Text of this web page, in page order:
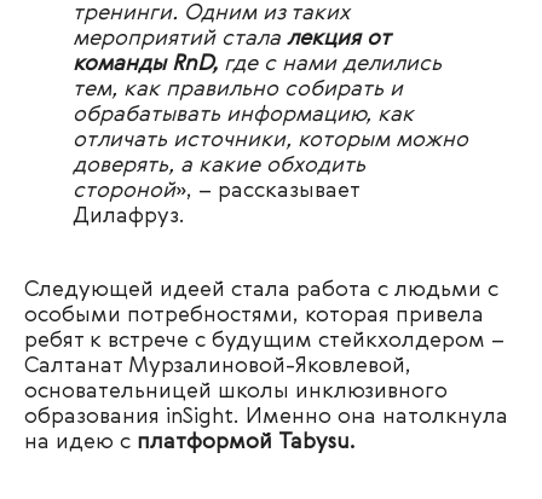
тренинги. Одним из таких
мероприятий стала лекция от
команды RnD, где с нами делились
тем, как правильно собирать и
обрабатывать информацию, как
отличать источники, которым можно
доверять, а какие обходить
стороной», – рассказывает
Дилафруз.
Следующей идеей стала работа с людьми с
особыми потребностями, которая привела
ребят к встрече с будущим стейкхолдером –
Салтанат Мурзалиновой-Яковлевой,
основательницей школы инклюзивного
образования inSight. Именно она натолкнула
на идею с платформой Tabysu.